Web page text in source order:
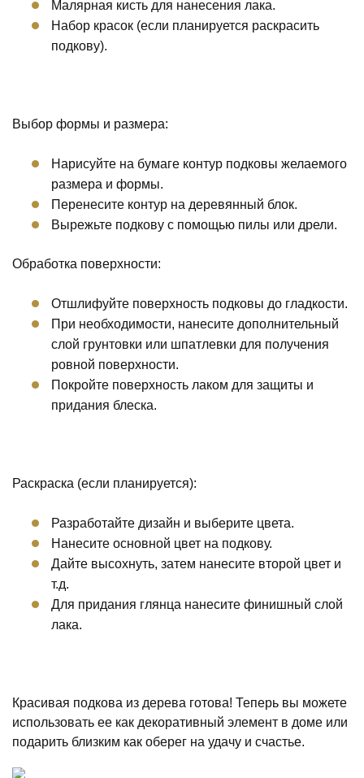
Малярная кисть для нанесения лака.
Набор красок (если планируется раскрасить
подкову).
Выбор формы и размера:
Нарисуйте на бумаге контур подковы желаемого
размера и формы.
Перенесите контур на деревянный блок.
Вырежьте подкову с помощью пилы или дрели.
Обработка поверхности:
Отшлифуйте поверхность подковы до гладкости.
При необходимости, нанесите дополнительный
слой грунтовки или шпатлевки для получения
ровной поверхности.
Покройте поверхность лаком для защиты и
придания блеска.
Раскраска (если планируется):
Разработайте дизайн и выберите цвета.
Нанесите основной цвет на подкову.
Дайте высохнуть, затем нанесите второй цвет и
т.д.
Для придания глянца нанесите финишный слой
лака.
Красивая подкова из дерева готова! Теперь вы можете
использовать ее как декоративный элемент в доме или
подарить близким как оберег на удачу и счастье.